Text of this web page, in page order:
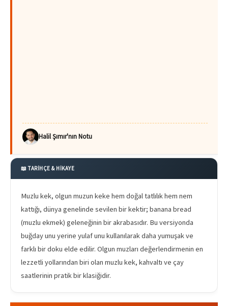
Halil Şımır'nın Notu
📖 TARİHÇE & HİKAYE
Muzlu kek, olgun muzun keke hem doğal tatlılık hem nem
kattığı, dünya genelinde sevilen bir kektir; banana bread
(muzlu ekmek) geleneğinin bir akrabasıdır. Bu versiyonda
buğday unu yerine yulaf unu kullanılarak daha yumuşak ve
farklı bir doku elde edilir. Olgun muzları değerlendirmenin en
lezzetli yollarından biri olan muzlu kek, kahvaltı ve çay
saatlerinin pratik bir klasiğidir.